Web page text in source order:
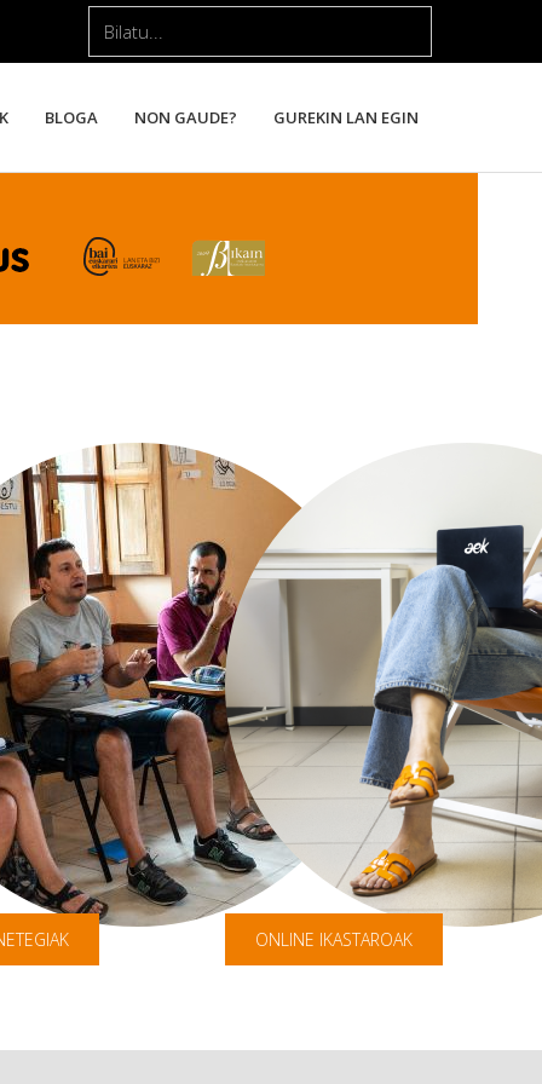
BLOGA NON GAUDE? GUREKIN LAN EGIN
ONLINE IKASTAROAK